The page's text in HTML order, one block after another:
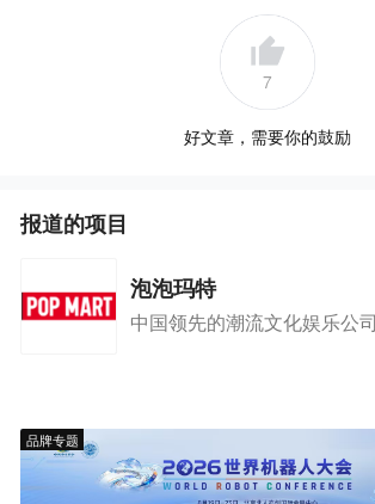
7
好文章，需要你的鼓励
报道的项目
泡泡玛特
中国领先的潮流文化娱乐公司
品牌专题